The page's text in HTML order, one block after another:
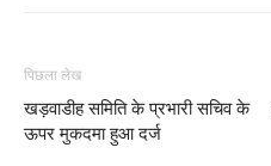
पिछला लेख
खड़वाडीह समिति के प्रभारी सचिव के
ऊपर मुकदमा हुआ दर्ज